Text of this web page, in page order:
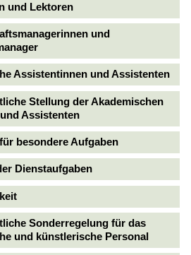
und Lektoren
und
Assistentinnen und Assistenten
Stellung der Akademischen
Assistenten
besondere Aufgaben
Dienstaufgaben
Sonderregelung für das
und künstlerische Personal